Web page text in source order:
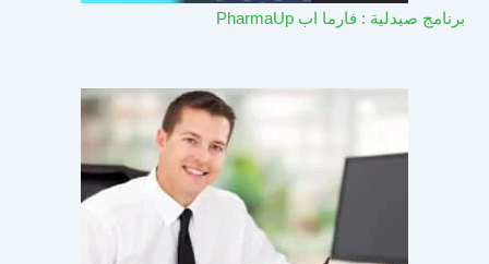
برنامج صيدلية : فارما اب PharmaUp​